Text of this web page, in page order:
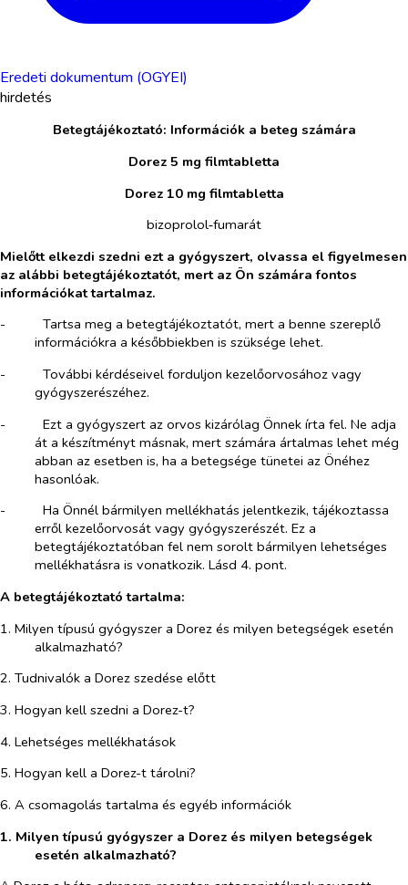
Eredeti dokumentum (OGYEI)
hirdetés
Betegtájékoztató: Információk a beteg számára
Dorez 5 mg filmtabletta
Dorez 10 mg filmtabletta
bizoprolol‑fumarát
Mielőtt elkezdi szedni ezt a gyógyszert, olvassa el figyelmesen
az alábbi betegtájékoztatót, mert az Ön számára fontos
információkat tartalmaz.
-​
Tartsa meg a betegtájékoztatót, mert a benne szereplő
információkra a későbbiekben is szüksége lehet.
-​
További kérdéseivel forduljon kezelőorvosához vagy
gyógyszerészéhez.
-​
Ezt a gyógyszert az orvos kizárólag Önnek írta fel. Ne adja
át a készítményt másnak, mert számára ártalmas lehet még
abban az esetben is, ha a betegsége tünetei az Önéhez
hasonlóak.
-​
Ha Önnél bármilyen mellékhatás jelentkezik, tájékoztassa
erről kezelőorvosát vagy gyógyszerészét. Ez a
betegtájékoztatóban fel nem sorolt bármilyen lehetséges
mellékhatásra is vonatkozik. Lásd 4. pont.
A betegtájékoztató tartalma:
1. Milyen típusú gyógyszer a Dorez és milyen betegségek esetén
alkalmazható?
2. Tudnivalók a Dorez szedése előtt
3. Hogyan kell szedni a Dorez-t?
4. Lehetséges mellékhatások
5. Hogyan kell a Dorez-t tárolni?
6. A csomagolás tartalma és egyéb információk
1. Milyen típusú gyógyszer a Dorez és milyen betegségek
esetén alkalmazható?